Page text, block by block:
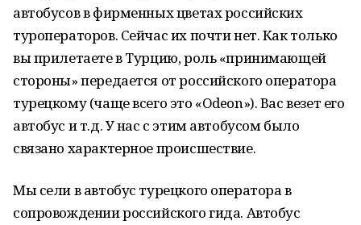
автобусов в фирменных цветах российских
туроператоров. Сейчас их почти нет. Как только
вы прилетаете в Турцию, роль «принимающей
стороны» передается от российского оператора
турецкому (чаще всего это «Odeon»). Вас везет его
автобус и т.д. У нас с этим автобусом было
связано характерное происшествие.
Мы сели в автобус турецкого оператора в
сопровождении российского гида. Автобус